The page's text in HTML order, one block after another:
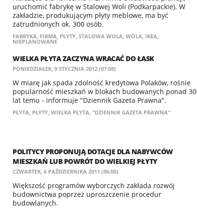
uruchomić fabrykę w Stalowej Woli (Podkarpackie). W
zakładzie, produkującym płyty meblowe, ma być
zatrudnionych ok. 300 osób.
FABRYKA, FIRMA, PŁYTY, STALOWA WOLA, WOLA, IKEA,
NIEPLANOWANE
WIELKA PŁYTA ZACZYNA WRACAĆ DO ŁASK
PONIEDZIAŁEK, 9 STYCZNIA 2012 (07:08)
W miarę jak spada zdolność kredytowa Polaków, rośnie
popularność mieszkań w blokach budowanych ponad 30
lat temu - informuje "Dziennik Gazeta Prawna".
PŁYTA, PŁYTY, WIELKA PŁYTA, "DZIENNIK GAZETA PRAWNA"
POLITYCY PROPONUJĄ DOTACJE DLA NABYWCÓW
MIESZKAŃ LUB POWRÓT DO WIELKIEJ PŁYTY
CZWARTEK, 6 PAŹDZIERNIKA 2011 (06:00)
Większość programów wyborczych zakłada rozwój
budownictwa poprzez uproszczenie procedur
budowlanych.